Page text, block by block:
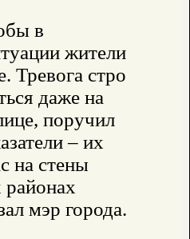
в
жители
Тревога стро
даже на
поручил
– их
на стены
районах
мэр города.